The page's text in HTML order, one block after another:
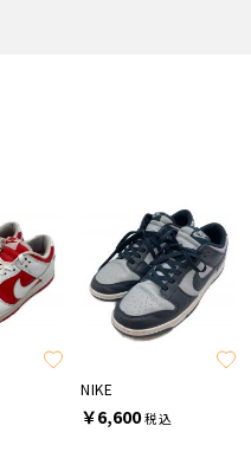
NIKE
￥6,600税込